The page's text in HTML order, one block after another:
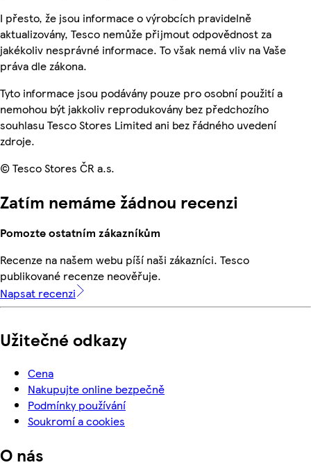
I přesto, že jsou informace o výrobcích pravidelně
aktualizovány, Tesco nemůže přijmout odpovědnost za
jakékoliv nesprávné informace. To však nemá vliv na Vaše
práva dle zákona.
Tyto informace jsou podávány pouze pro osobní použití a
nemohou být jakkoliv reprodukovány bez předchozího
souhlasu Tesco Stores Limited ani bez řádného uvedení
zdroje.
© Tesco Stores ČR a.s.
Zatím nemáme žádnou recenzi
Pomozte ostatním zákazníkům
Recenze na našem webu píší naši zákazníci. Tesco
publikované recenze neověřuje.
Napsat recenzi
Užitečné odkazy
Cena
Nakupujte online bezpečně
Podmínky používání
Soukromí a cookies
O nás